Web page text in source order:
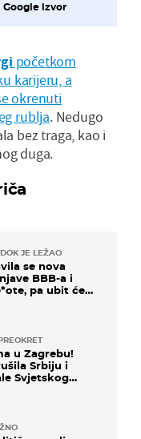
izvor
početkom
karijeru, a
okrenuti
rublja. Nedugo
bez traga, kao i
duga.
JE LEŽAO
se nova
BBB-a i
pa ubit će
u Zagrebu!
Srbiju i
Svjetskog